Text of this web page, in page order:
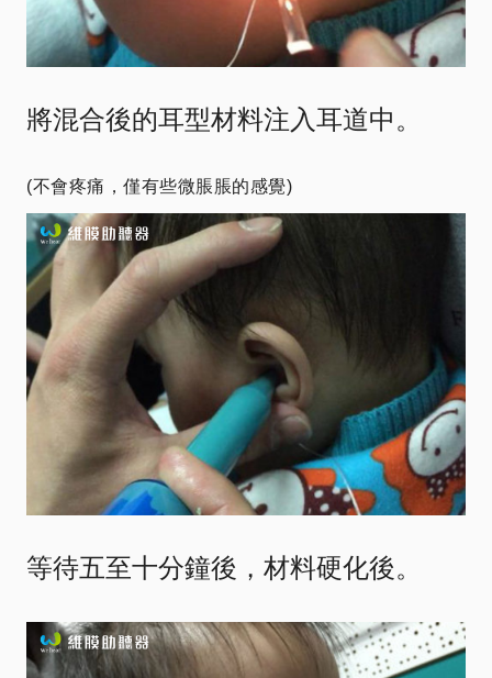
將混合後的耳型材料注入耳道中。
(不會疼痛，僅有些微脹脹的感覺)
等待五至十分鐘後，材料硬化後。